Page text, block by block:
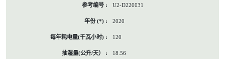
U2-D220031
2020
120
18.56